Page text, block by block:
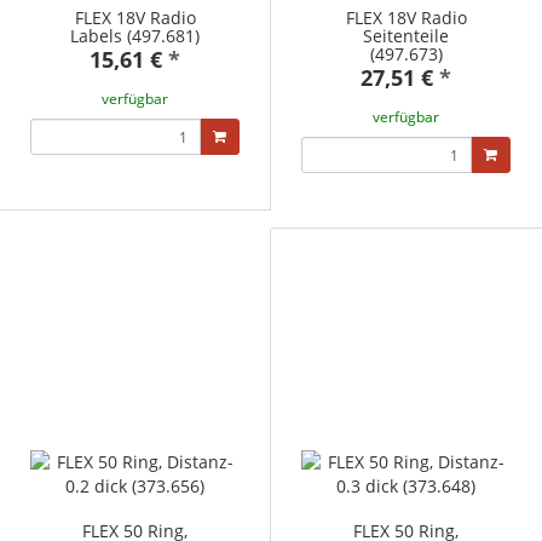
FLEX 18V Radio
Labels (497.681)
15,61 € *
verfügbar
FLEX 18V Radio
Seitenteile
(497.673)
27,51 € *
verfügbar
FLEX 50 Ring, FLEX 50 Ring,